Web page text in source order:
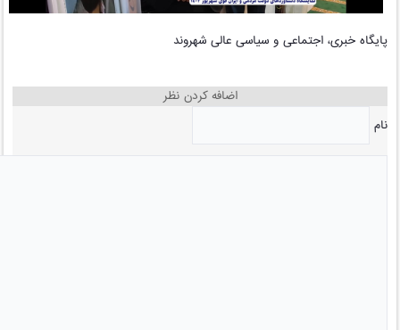
پایگاه خبری، اجتماعی و سیاسی عالی شهروند
اضافه کردن نظر
نام